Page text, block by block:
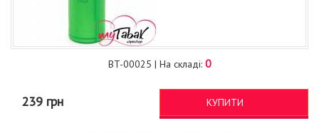
BT-00025 | На складі: 0
239 грн КУПИТИ